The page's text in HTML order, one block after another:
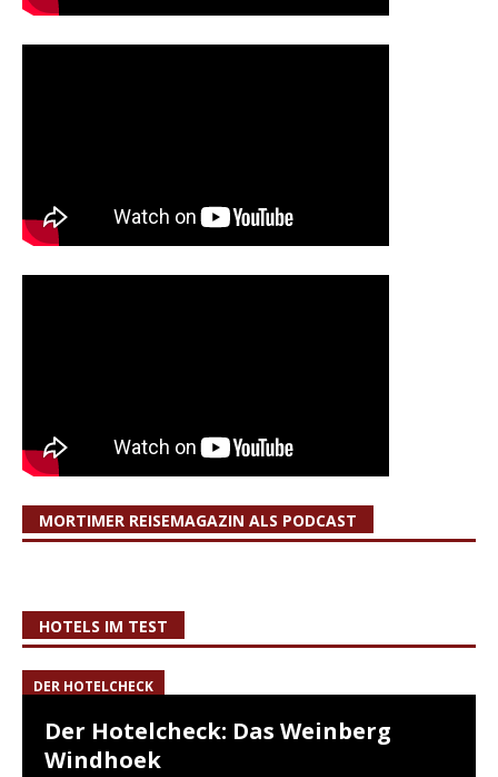
MORTIMER REISEMAGAZIN ALS PODCAST
HOTELS IM TEST
DER HOTELCHECK
Der Hotelcheck: Das Weinberg
Windhoek